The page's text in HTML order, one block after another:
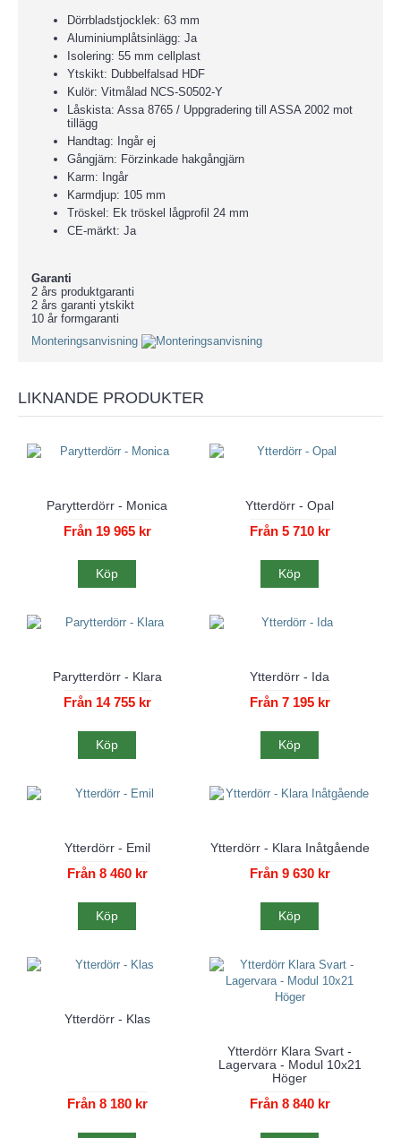
Dörrbladstjocklek: 63 mm
Aluminiumplåtsinlägg: Ja
Isolering: 55 mm cellplast
Ytskikt: Dubbelfalsad HDF
Kulör: Vitmålad NCS-S0502-Y
Låskista: Assa 8765 / Uppgradering till ASSA 2002 mot
tillägg
Handtag: Ingår ej
Gångjärn: Förzinkade hakgångjärn
Karm: Ingår
Karmdjup: 105 mm
Tröskel: Ek tröskel lågprofil 24 mm
CE-märkt: Ja
Garanti
2 års produktgaranti
2 års garanti ytskikt
10 år formgaranti
Monteringsanvisning
LIKNANDE PRODUKTER
Parytterdörr - Monica
Från 19 965 kr
Köp
Ytterdörr - Opal
Från 5 710 kr
Köp
Parytterdörr - Klara
Från 14 755 kr
Köp
Ytterdörr - Ida
Från 7 195 kr
Köp
Ytterdörr - Emil
Från 8 460 kr
Köp
Ytterdörr - Klara Inåtgående
Från 9 630 kr
Köp
Ytterdörr - Klas
Från 8 180 kr
Ytterdörr Klara Svart -
Lagervara - Modul 10x21
Höger
Från 8 840 kr